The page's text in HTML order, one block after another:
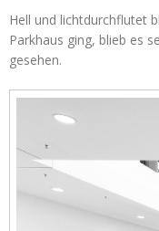
Hell und lichtdurchflutet
Parkhaus ging, blieb es
gesehen.